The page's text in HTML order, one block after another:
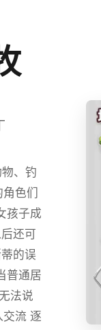
、钓
色们
孩子成
还可
的误
普通居
法说
交流 逐